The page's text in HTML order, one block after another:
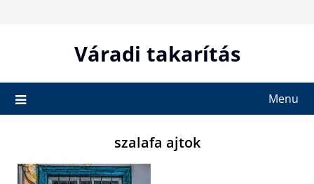
Váradi takarítás
Menu
szalafa ajtok